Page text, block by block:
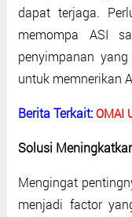
dapat terjaga.
memompa ASI
penyimpanan
untuk memnerikan
Berita Terkait:OMAI
Solusi
Mengingat
menjadi factor